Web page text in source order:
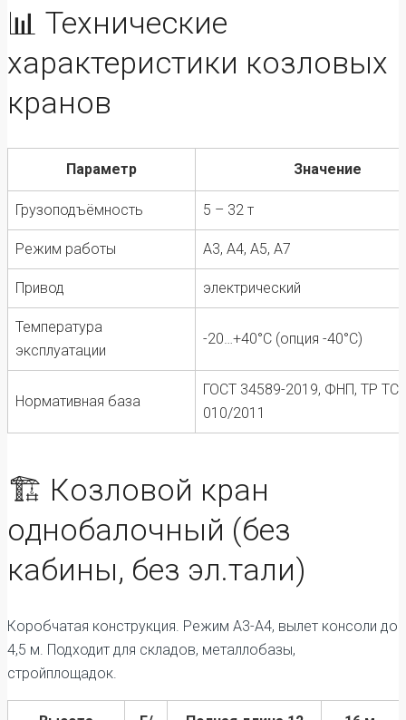
📊 Технические
характеристики козловых
кранов
Параметр Значение
Грузоподъёмность 5 – 32 т
Режим работы А3, А4, А5, А7
Привод электрический
Температура
эксплуатации
-20…+40°C (опция -40°C)
Нормативная база
ГОСТ 34589-2019, ФНП, ТР ТС
010/2011
🏗️ Козловой кран
однобалочный (без
кабины, без эл.тали)
Коробчатая конструкция. Режим А3-А4, вылет консоли до
4,5 м. Подходит для складов, металлобазы,
стройплощадок.